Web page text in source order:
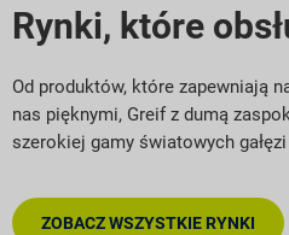
Rynki, które
Od produktów, które zapewniają
nas pięknymi, Greif z dumą
szerokiej gamy światowych gałęzi
ZOBACZ WSZYSTKIE RYNKI